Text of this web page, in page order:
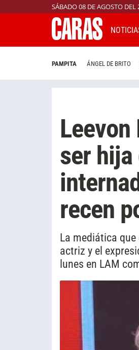
SÁBADO 08 DE AGOSTO DEL
PAMPITA ÁNGEL DE BRITO
ser hija
recen
La mediática
actriz y el
lunes en LAM